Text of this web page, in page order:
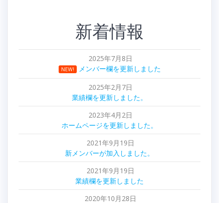
新着情報
2025年7月8日
NEW! メンバー欄を更新しました
2025年2月7日
業績欄を更新しました。
2023年4月2日
ホームページを更新しました。
2021年9月19日
新メンバーが加入しました。
2021年9月19日
業績欄を更新しました
2020年10月28日